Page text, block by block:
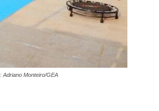
Adriano Monteiro/GEA